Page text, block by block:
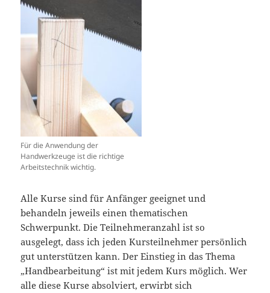
Für die Anwendung der
Handwerkzeuge ist die richtige
Arbeitstechnik wichtig.
Alle Kurse sind für Anfänger geeignet und
behandeln jeweils einen thematischen
Schwerpunkt. Die Teilnehmeranzahl ist so
ausgelegt, dass ich jeden Kursteilnehmer persönlich
gut unterstützen kann. Der Einstieg in das Thema
„Handbearbeitung“ ist mit jedem Kurs möglich. Wer
alle diese Kurse absolviert, erwirbt sich